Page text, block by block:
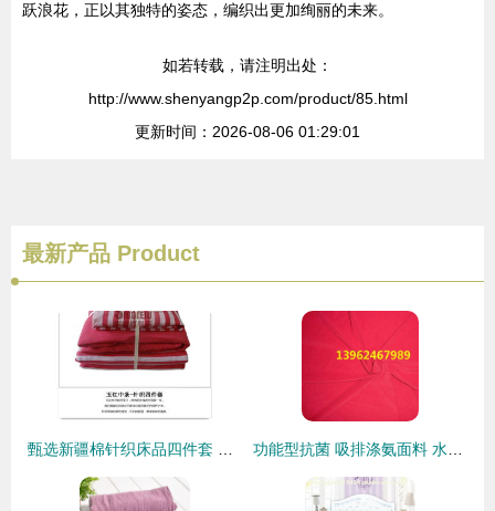
跃浪花，正以其独特的姿态，编织出更加绚丽的未来。
如若转载，请注明出处：
http://www.shenyangp2p.com/product/85.html
更新时间：2026-08-06 01:29:01
最新产品 Product